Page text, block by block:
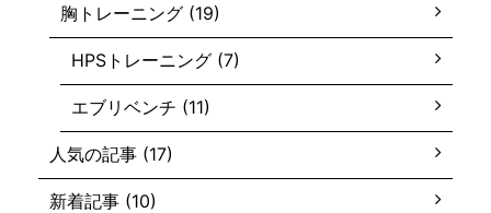
胸トレーニング (19)
HPSトレーニング (7)
エブリベンチ (11)
人気の記事 (17)
新着記事 (10)